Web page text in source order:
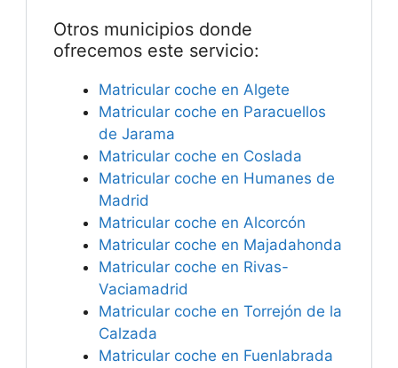
Otros municipios donde
ofrecemos este servicio:
Matricular coche en Algete
Matricular coche en Paracuellos
de Jarama
Matricular coche en Coslada
Matricular coche en Humanes de
Madrid
Matricular coche en Alcorcón
Matricular coche en Majadahonda
Matricular coche en Rivas-
Vaciamadrid
Matricular coche en Torrejón de la
Calzada
Matricular coche en Fuenlabrada